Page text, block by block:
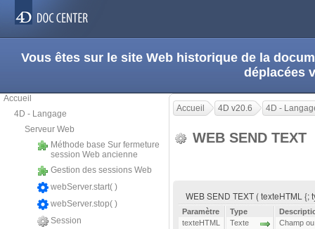
Vous êtes sur le site Web historique de la
déplacées
Accueil
4D - Langage
Serveur Web
Méthode base Sur fermeture
session Web ancienne
Gestion des sessions Web
webServer.start( )
webServer.stop( )
Session
Accueil 4D v20.6 4D -
WEB SEND TEXT
WEB SEND TEXT ( texteHTML {;
Paramètre Type
texteHTML
Texte
Champ